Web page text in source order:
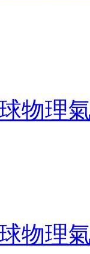
物理
物理